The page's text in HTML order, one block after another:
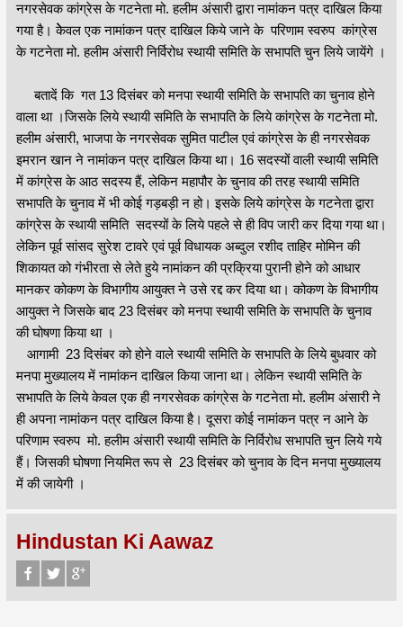
नगरसेवक कांग्रेस के गटनेता मो. हलीम अंसारी द्वारा नामांकन पत्र दाखिल किया
गया है। केेेवल एक नामांकन पत्र दाखिल किये जाने के परिणाम स्वरुप कांग्रेस
के गटनेता मो. हलीम अंसारी निर्विरोध स्थायी समिति के सभापति चुन लिये जायेंगे ।
बतादें कि गत 13 दिसंबर को मनपा स्थायी समिति के सभापति का चुनाव होने
वाला था ।जिसके लिये स्थायी समिति के सभापति के लिये कांग्रेस के गटनेता मो.
हलीम अंसारी, भाजपा के नगरसेवक सुमित पाटील एवं कांग्रेस के ही नगरसेवक
इमरान खान ने नामांकन पत्र दाखिल किया था। 16 सदस्यों वाली स्थायी समिति
में कांग्रेस के आठ सदस्य हैं, लेकिन महापौर के चुनाव की तरह स्थायी समिति
सभापति के चुनाव में भी कोई गड़बड़ी न हो। इसके लिये कांग्रेस के गटनेता द्वारा
कांग्रेस के स्थायी समिति सदस्यों के लिये पहले से ही विप जारी कर दिया गया था।
लेकिन पूर्व सांसद सुरेश टावरे एवं पूर्व विधायक अब्दुल रशीद ताहिर मोमिन की
शिकायत को गंभीरता से लेते हुये नामांकन की प्रक्रिया पुरानी होने को आधार
मानकर कोकण के विभागीय आयुक्त ने उसे रद्द कर दिया था। कोकण के विभागीय
आयुक्त ने जिसके बाद 23 दिसंबर को मनपा स्थायी समिति के सभापति के चुनाव
की घोषणा किया था ।
आगामी 23 दिसंबर को होने वाले स्थायी समिति के सभापति के लिये बुधवार को
मनपा मुख्यालय में नामांकन दाखिल किया जाना था। लेकिन स्थायी समिति के
सभापति के लिये केवल एक ही नगरसेवक कांग्रेस के गटनेता मो. हलीम अंसारी ने
ही अपना नामांकन पत्र दाखिल किया है। दूसरा कोई नामांकन पत्र न आने के
परिणाम स्वरुप मो. हलीम अंसारी स्थायी समिति के निर्विरोध सभापति चुन लिये गये
हैं। जिसकी घोषणा नियमित रूप से 23 दिसंबर को चुनाव के दिन मनपा मुख्यालय
में की जायेगी ।
Hindustan Ki Aawaz